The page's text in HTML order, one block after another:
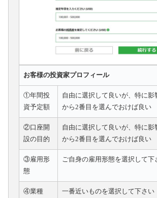
お客様の投資家プロフィール
①年間投
資予定額
自由に選択して良いが、特に影
から2番目を選んでおけば良い
②口座開
設の目的
自由に選択して良いが、特に影
から2番目を選んでおけば良い
③雇用形
態
ご自身の雇用形態を選択して下
④業種 一番近いものを選択して下さい